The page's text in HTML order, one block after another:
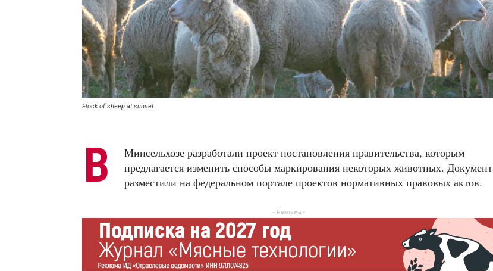
Flock of sheep at sunset
В
Минсельхозе разработали проект постановления правительства, которым
предлагается изменить способы маркирования некоторых животных. Документ
разместили на федеральном портале проектов нормативных правовых актов.
- Реклама -